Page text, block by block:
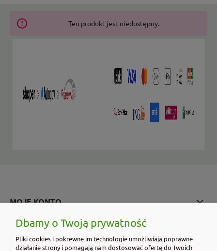
Ten produkt jest niedostępny.
MOJE KONTO
PŁATNOŚCI I DOSTAWA
INFORMACJE
Dbamy o Twoją prywatność
Pliki cookies i pokrewne im technologie umożliwiają poprawne
działanie strony i pomagają nam dostosować ofertę do Twoich